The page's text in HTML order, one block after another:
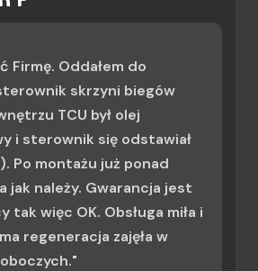
Firmę. Oddałem do
skrzyni biegów
TCU był olej
i sterownik się odstawiał
Po montażu już ponad
jak należy. Gwarancja jest
tak więc OK. Obsługa miła i
regeneracja zajęła w